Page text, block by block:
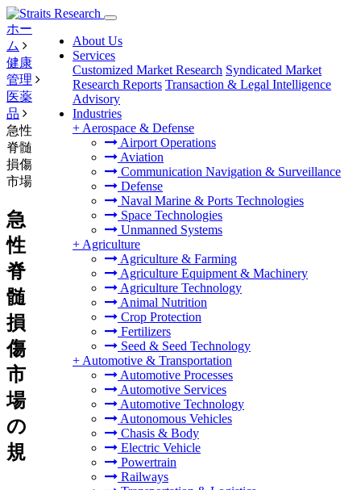
About Us
Services
Customized Market Research Syndicated Market
Research Reports Transaction & Legal Intelligence
Advisory
Industries
+ Aerospace & Defense
Airport Operations
Aviation
Communication Navigation & Surveillance
Defense
Naval Marine & Ports Technologies
Space Technologies
Unmanned Systems
+ Agriculture
Agriculture & Farming
Agriculture Equipment & Machinery
Agriculture Technology
Animal Nutrition
Crop Protection
Fertilizers
Seed & Seed Technology
+ Automotive & Transportation
Automotive Processes
Automotive Services
Automotive Technology
Autonomous Vehicles
Chasis & Body
Electric Vehicle
Powertrain
Railways
ホー
ム
健康
管理
医薬
品
急性
脊髄
損傷
市場
急
性
脊
髄
損
傷
市
場
の
規